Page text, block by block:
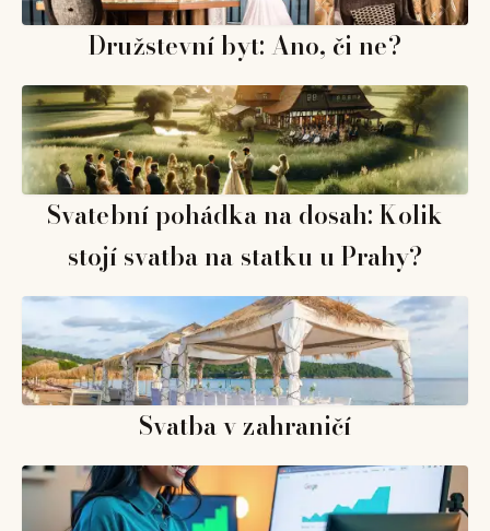
Družstevní byt: Ano, či ne?
Svatební pohádka na dosah: Kolik
stojí svatba na statku u Prahy?
Svatba v zahraničí